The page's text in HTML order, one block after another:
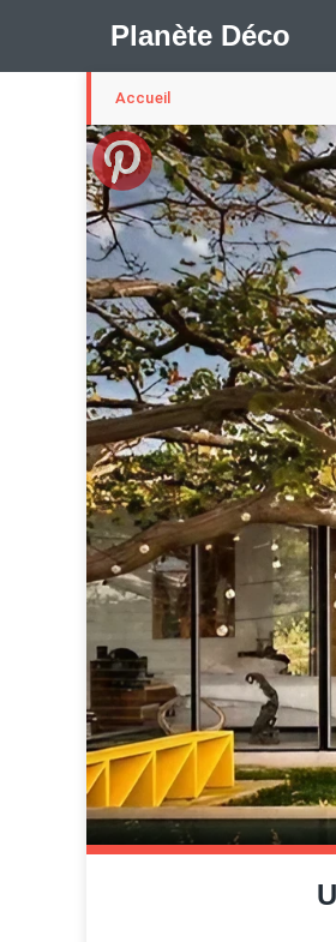
Planète Déco
🛍︎ Shop Planète Déco
Appartement Design
Méli-Mélo Suédois
Publi
Maison Appartement
Question De Style
Accueil